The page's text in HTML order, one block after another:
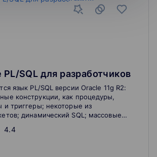
SQL для разработчиков
4.4
язык PL/SQL версии Oracle 11g R2:
конструкции, как процедуры,
и триггеры; некоторые из
динамический SQL; массовые
с помощью коллекций; способы
PL/SQL-кода и механизм